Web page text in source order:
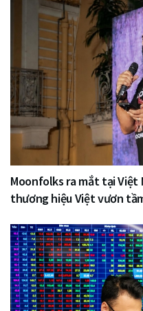
Moonfolks ra mắt tại
thương hiệu Việt vươn